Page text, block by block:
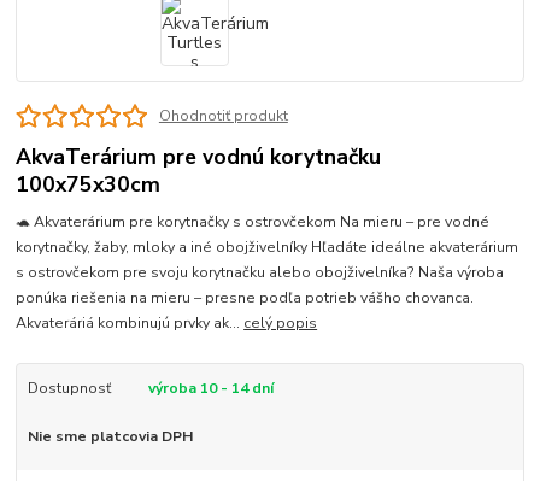
Ohodnotiť produkt
AkvaTerárium pre vodnú korytnačku
100x75x30cm
🐢 Akvaterárium pre korytnačky s ostrovčekom Na mieru – pre vodné
korytnačky, žaby, mloky a iné obojživelníky Hľadáte ideálne akvaterárium
s ostrovčekom pre svoju korytnačku alebo obojživelníka? Naša výroba
ponúka riešenia na mieru – presne podľa potrieb vášho chovanca.
Akvateráriá kombinujú prvky ak... celý popis
Dostupnosť výroba 10 - 14 dní
Nie sme platcovia DPH